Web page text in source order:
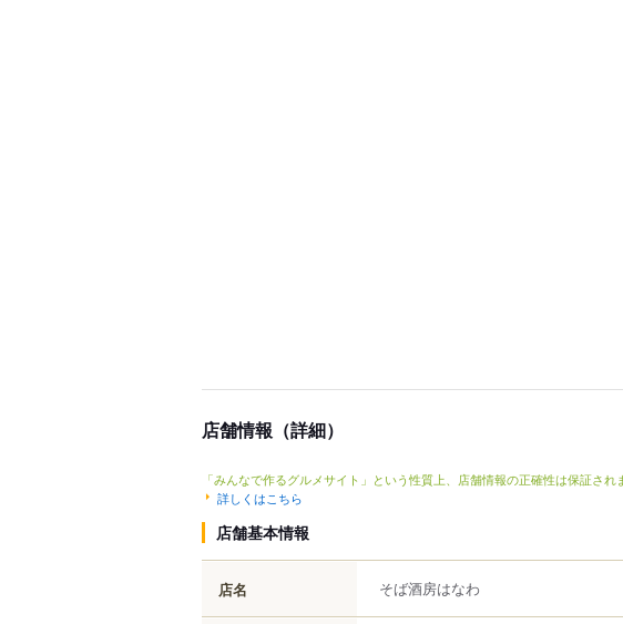
店舗情報（詳細）
「みんなで作るグルメサイト」という性質上、店舗情報の正確性は保証さ
詳しくはこちら
店舗基本情報
店名 そば酒房はなわ